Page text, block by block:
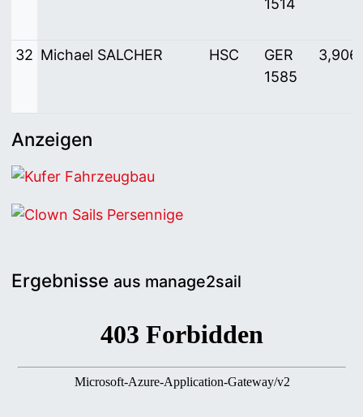
1514
32 Michael SALCHER HSC
GER
1585
3,906
Anzeigen
Ergebnisse aus manage2sail